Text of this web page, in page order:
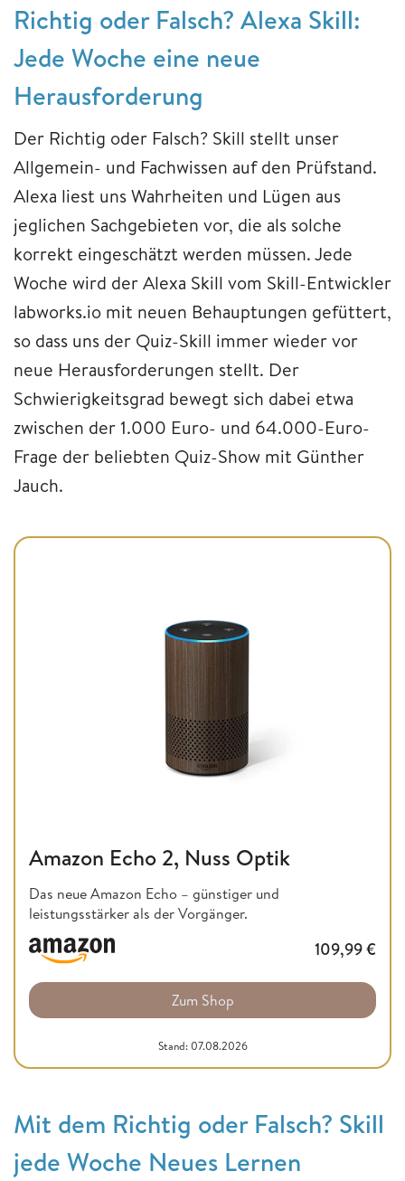
Richtig oder Falsch? Alexa Skill:
Jede Woche eine neue
Herausforderung
Der Richtig oder Falsch? Skill stellt unser
Allgemein- und Fachwissen auf den Prüfstand.
Alexa liest uns Wahrheiten und Lügen aus
jeglichen Sachgebieten vor, die als solche
korrekt eingeschätzt werden müssen. Jede
Woche wird der Alexa Skill vom Skill-Entwickler
labworks.io mit neuen Behauptungen gefüttert,
so dass uns der Quiz-Skill immer wieder vor
neue Herausforderungen stellt. Der
Schwierigkeitsgrad bewegt sich dabei etwa
zwischen der 1.000 Euro- und 64.000-Euro-
Frage der beliebten Quiz-Show mit Günther
Jauch.
Amazon Echo 2, Nuss Optik
Das neue Amazon Echo – günstiger und
leistungsstärker als der Vorgänger.
109,99€
Zum Shop
Stand: 07.08.2026
Mit dem Richtig oder Falsch? Skill
jede Woche Neues Lernen